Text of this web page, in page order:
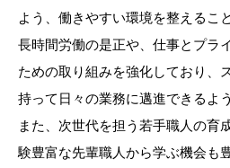
よう、働きやすい環境を整えるこ
長時間労働の是正や、仕事とプラ
ための取り組みを強化しており、
持って日々の業務に邁進できるよ
また、次世代を担う若手職人の育
験豊富な先輩職人から学ぶ機会も